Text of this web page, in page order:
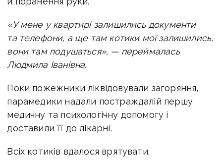
«У мене у квартирі залишились документи
та телефони, а ще там котики мої залишились,
вони там подушаться», — переймалась
Людмила Іванівна.
Поки пожежники ліквідовували загоряння,
парамедики надали постраждалій першу
медичну та психологічну допомогу і
доставили її до лікарні.
Всіх котиків вдалося врятувати.